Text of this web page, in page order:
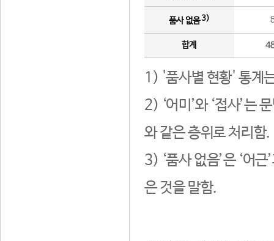
품사 없음3)
합계
1) '품사별 현황' 통계
2) ‘어미’와 ‘접사’는
와 같은 층위로 처리함.
3) ‘품사 없음’은 ‘어
은 것을 말함.